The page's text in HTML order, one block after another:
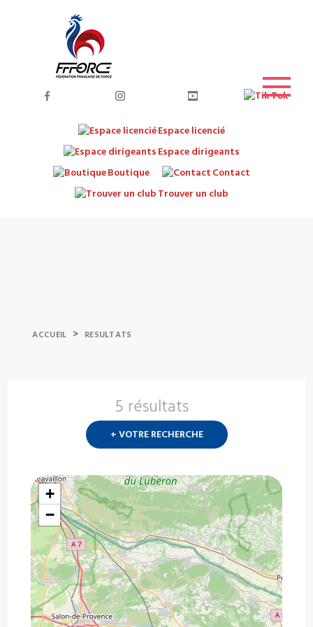
Espace licencié
Espace dirigeants
Boutique
Contact
Trouver un club
ACCUEIL > RESULTATS
5 résultats
+ VOTRE RECHERCHE
+
−